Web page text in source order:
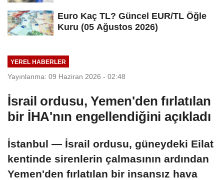
Euro Kaç TL? Güncel EUR/TL Öğle
Kuru (05 Ağustos 2026)
YEREL HABERLER
Yayınlanma: 09 Haziran 2026 - 02:48
İsrail ordusu, Yemen'den fırlatılan
bir İHA'nın engellendiğini açıkladı
İstanbul — İsrail ordusu, güneydeki Eilat
kentinde sirenlerin çalmasının ardından
Yemen'den fırlatılan bir insansız hava